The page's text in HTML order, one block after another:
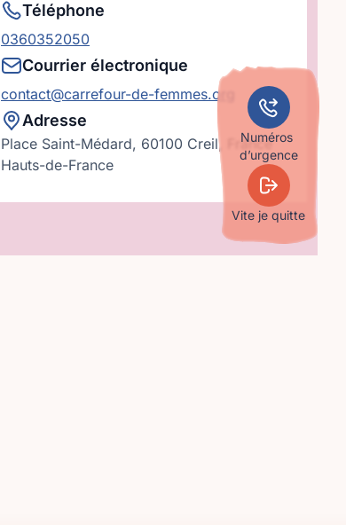
Numéros
d’urgence
Vite je quitte
Téléphone
0360352050
Courrier électronique
contact@carrefour-de-femmes.org
Adresse
Place Saint-Médard, 60100 Creil, France
Hauts-de-France